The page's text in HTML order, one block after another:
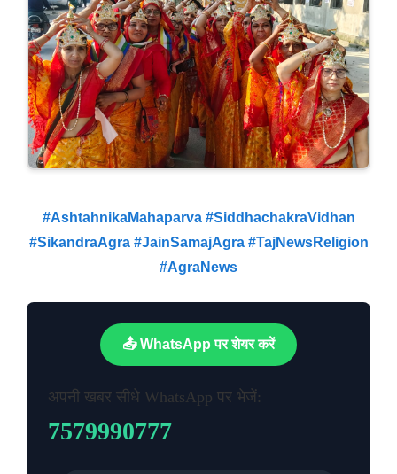
#AshtahnikaMahaparva #SiddhachakraVidhan
#SikandraAgra #JainSamajAgra #TajNewsReligion
#AgraNews
📤 WhatsApp पर शेयर करें
अपनी खबर सीधे WhatsApp पर भेजें:
7579990777